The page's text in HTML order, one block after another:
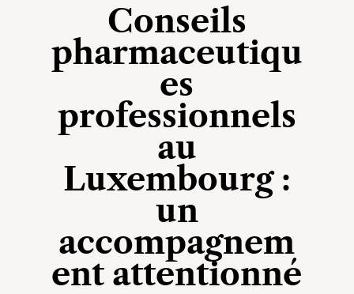
Conseils
pharmaceutiqu
es
professionnels
au
Luxembourg :
un
accompagnem
ent attentionné